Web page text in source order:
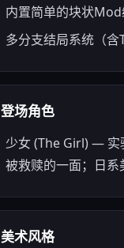
内置简单的块状
多分支结局系统（含
登场角色
少女 (The Girl) — 实
被救赎的一面；日
美术风格